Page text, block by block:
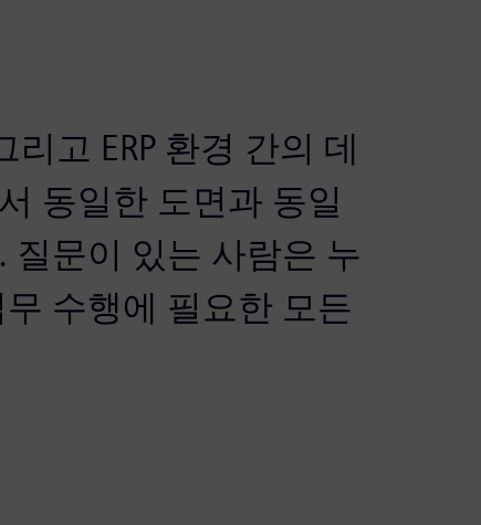
고 ERP 환경 간의 데
동일한 도면과 동일
질문이 있는 사람은 누
수행에 필요한 모든